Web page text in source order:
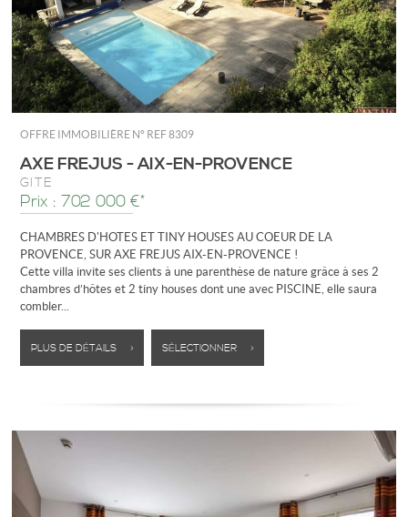
OFFRE IMMOBILIÈRE N° REF 8309
AXE FREJUS - AIX-EN-PROVENCE
GÎTE
Prix : 702 000 €*
CHAMBRES D'HOTES ET TINY HOUSES AU COEUR DE LA
PROVENCE, SUR AXE FREJUS AIX-EN-PROVENCE !
Cette villa invite ses clients à une parenthèse de nature grâce à ses 2
chambres d’hôtes et 2 tiny houses dont une avec PISCINE, elle saura
combler...
PLUS DE DÉTAILS > SÉLECTIONNER >